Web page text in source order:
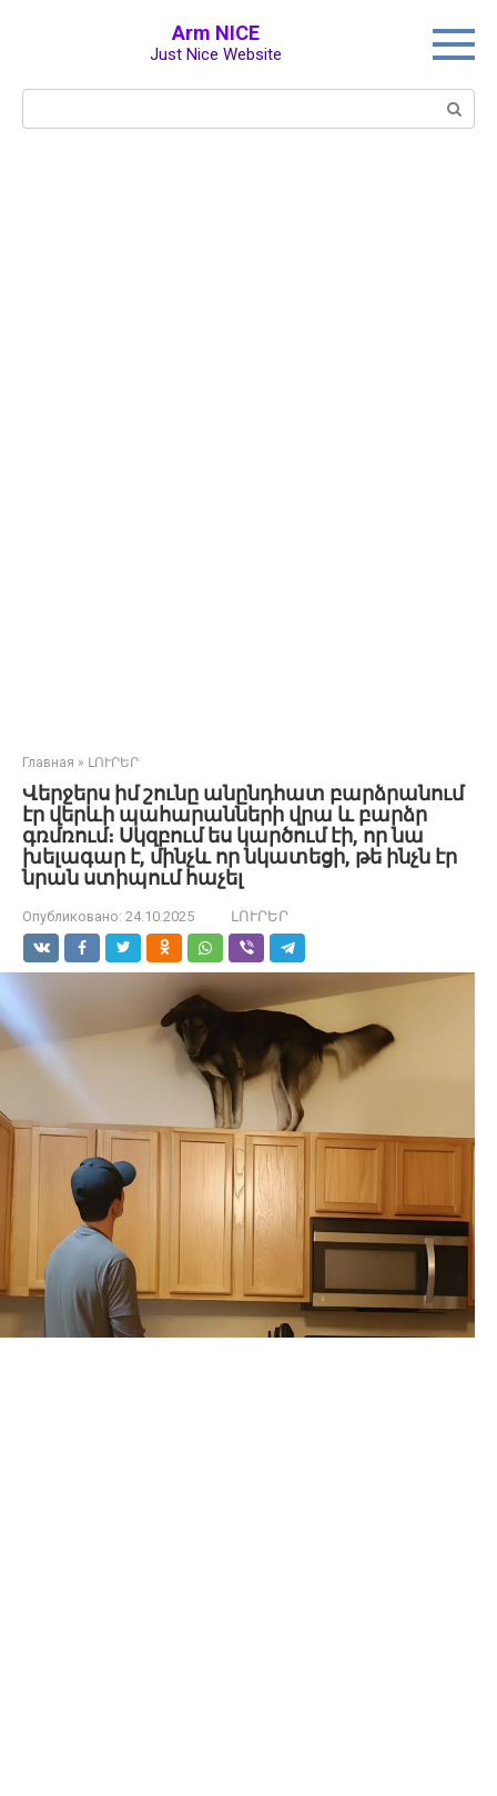
Arm NICE
Just Nice Website
Главная » ԼՈՒՐԵՐ
Վերջերս իմ շունը անընդհատ բարձրանում
էր վերևի պահարանների վրա և բարձր
գռմռում։ Սկզբում ես կարծում էի, որ նա
խելագար է, մինչև որ նկատեցի, թե ինչն էր
նրան ստիպում հաչել
Опубликовано: 24.10.2025 ԼՈՒՐԵՐ